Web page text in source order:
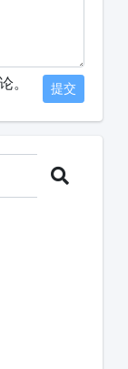
。 提交